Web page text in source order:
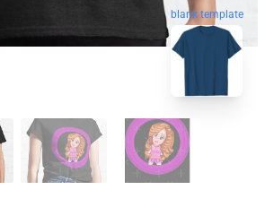
blank template